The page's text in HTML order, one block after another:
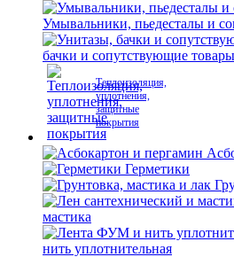
Умывальники, пьедесталы и
бачки и сопутствующие товары
Теплоизоляция,
уплотнения,
защитные
покрытия
Герметики
мастика
нить уплотнительная